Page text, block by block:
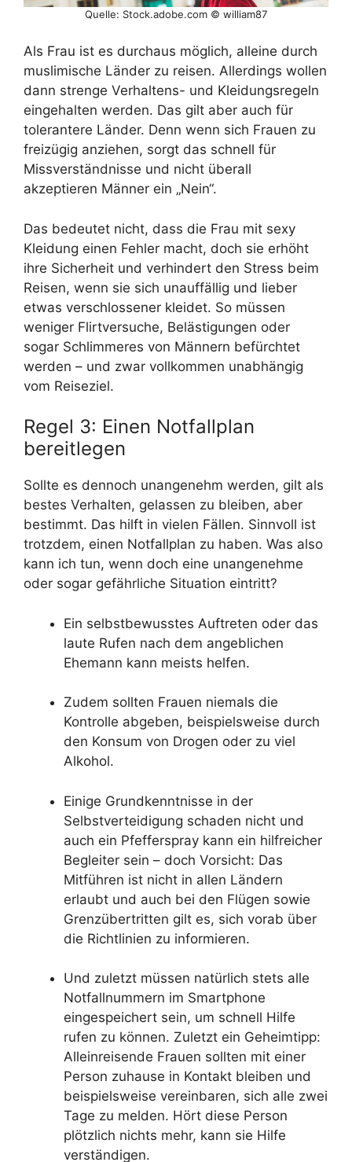
Quelle: Stock.adobe.com © william87
Als Frau ist es durchaus möglich, alleine durch
muslimische Länder zu reisen. Allerdings wollen
dann strenge Verhaltens- und Kleidungsregeln
eingehalten werden. Das gilt aber auch für
tolerantere Länder. Denn wenn sich Frauen zu
freizügig anziehen, sorgt das schnell für
Missverständnisse und nicht überall
akzeptieren Männer ein „Nein“.
Das bedeutet nicht, dass die Frau mit sexy
Kleidung einen Fehler macht, doch sie erhöht
ihre Sicherheit und verhindert den Stress beim
Reisen, wenn sie sich unauffällig und lieber
etwas verschlossener kleidet. So müssen
weniger Flirtversuche, Belästigungen oder
sogar Schlimmeres von Männern befürchtet
werden – und zwar vollkommen unabhängig
vom Reiseziel.
Regel 3: Einen Notfallplan
bereitlegen
Sollte es dennoch unangenehm werden, gilt als
bestes Verhalten, gelassen zu bleiben, aber
bestimmt. Das hilft in vielen Fällen. Sinnvoll ist
trotzdem, einen Notfallplan zu haben. Was also
kann ich tun, wenn doch eine unangenehme
oder sogar gefährliche Situation eintritt?
Ein selbstbewusstes Auftreten oder das
laute Rufen nach dem angeblichen
Ehemann kann meists helfen.
Zudem sollten Frauen niemals die
Kontrolle abgeben, beispielsweise durch
den Konsum von Drogen oder zu viel
Alkohol.
Einige Grundkenntnisse in der
Selbstverteidigung schaden nicht und
auch ein Pfefferspray kann ein hilfreicher
Begleiter sein – doch Vorsicht: Das
Mitführen ist nicht in allen Ländern
erlaubt und auch bei den Flügen sowie
Grenzübertritten gilt es, sich vorab über
die Richtlinien zu informieren.
Und zuletzt müssen natürlich stets alle
Notfallnummern im Smartphone
eingespeichert sein, um schnell Hilfe
rufen zu können. Zuletzt ein Geheimtipp:
Alleinreisende Frauen sollten mit einer
Person zuhause in Kontakt bleiben und
beispielsweise vereinbaren, sich alle zwei
Tage zu melden. Hört diese Person
plötzlich nichts mehr, kann sie Hilfe
verständigen.